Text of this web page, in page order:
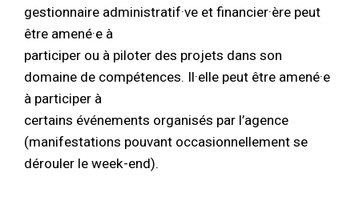
gestionnaire administratif·ve et financier·ère peut
être amené·e à
participer ou à piloter des projets dans son
domaine de compétences. Il·elle peut être amené·e
à participer à
certains événements organisés par l’agence
(manifestations pouvant occasionnellement se
dérouler le week-end).